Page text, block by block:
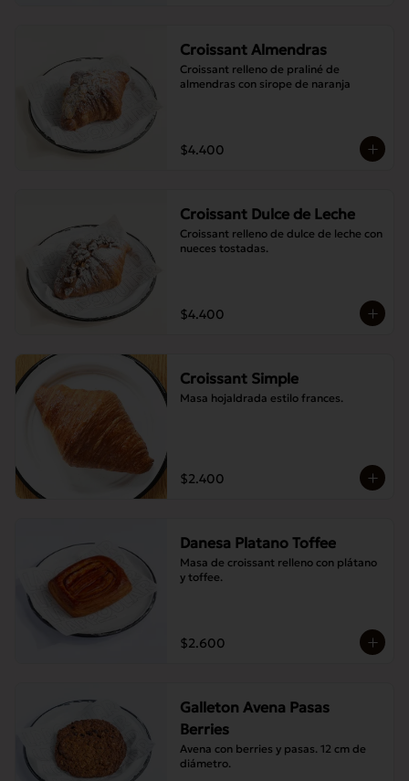
Croissant Almendras
Croissant relleno de praliné de
almendras con sirope de naranja
$4.400
Croissant Dulce de Leche
Croissant relleno de dulce de leche con
nueces tostadas.
$4.400
Croissant Simple
Masa hojaldrada estilo frances.
$2.400
Danesa Platano Toffee
Masa de croissant relleno con plátano
y toffee.
$2.600
Galleton Avena Pasas
Berries
Avena con berries y pasas. 12 cm de
diámetro.